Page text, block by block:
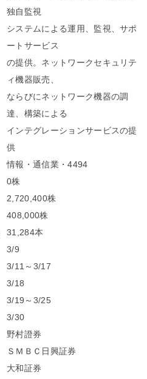
独自監視
システムによる運用、監視、サポ
ートサービス
の提供。ネットワークセキュリテ
ィ機器販売、
ならびにネットワーク機器の調
達、構築による
インテグレーションサービスの提
供
情報・通信業・4494
0株
2,720,400株
408,000株
31,284本
3/9
3/11～3/17
3/18
3/19～3/25
3/30
野村證券
ＳＭＢＣ日興証券
大和証券